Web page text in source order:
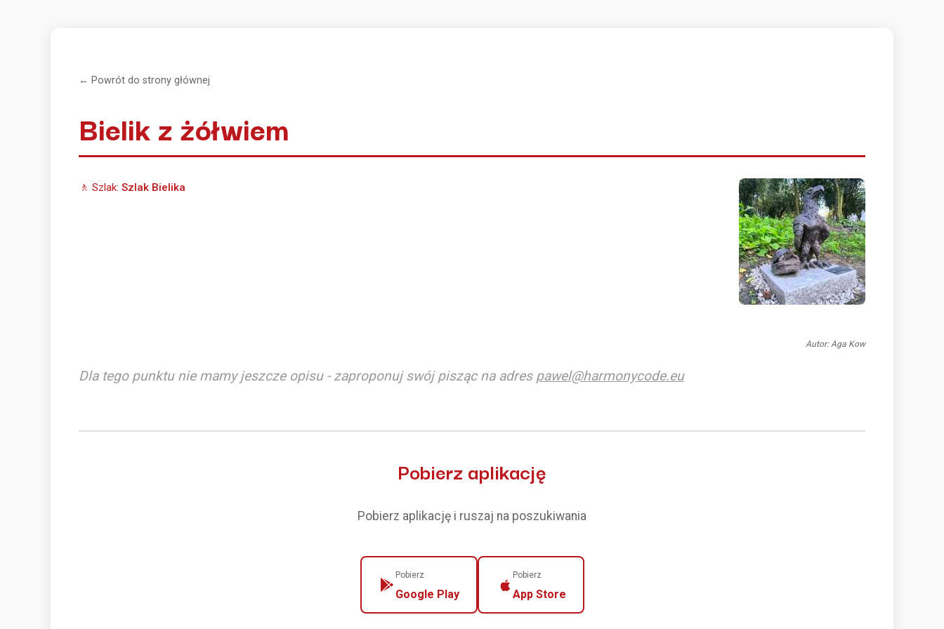
← Powrót do strony głównej
Bielik z żółwiem
🚶 Szlak: Szlak Bielika
Autor: Aga Kow
Dla tego punktu nie mamy jeszcze opisu - zaproponuj swój pisząc na adres pawel@harmonycode.eu
Pobierz aplikację
Pobierz aplikację i ruszaj na poszukiwania
Pobierz
Google Play
Pobierz
App Store